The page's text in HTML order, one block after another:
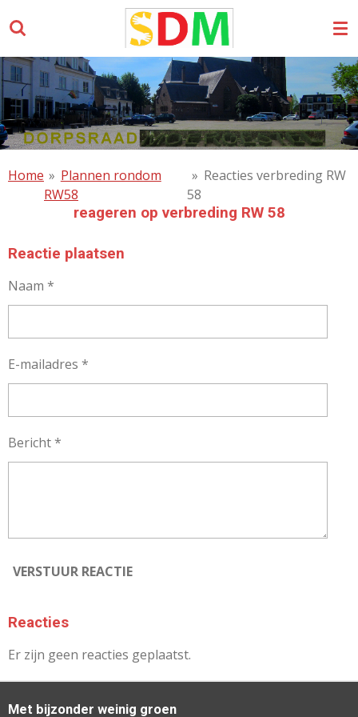
direct
naar
de
hoofdinhoud
Home » Plannen rondom
RW58
» Reacties verbreding RW
58
reageren op verbreding RW 58
Reactie plaatsen
Naam *
E-mailadres *
Bericht *
VERSTUUR REACTIE
Reacties
Er zijn geen reacties geplaatst.
Met bijzonder weinig groen